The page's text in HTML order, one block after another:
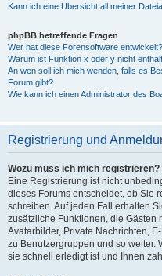
Kann ich eine Übersicht all meiner
phpBB betreffende Fragen
Wer hat diese Forensoftware entwickelt?
Warum ist Funktion x oder y nicht
An wen soll ich mich wenden, falls es
Forum gibt?
Wie kann ich einen Administrator des
Registrierung und
Wozu muss ich mich registrieren?
Eine Registrierung ist nicht
dieses Forums entscheidet, ob Sie
schreiben. Auf jeden Fall erhalten
zusätzliche Funktionen, die Gästen
Avatarbilder, Private Nachrichten,
zu Benutzergruppen und so weiter.
sie schnell erledigt ist und Ihnen